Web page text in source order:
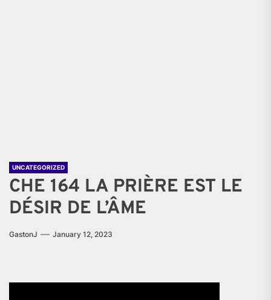
UNCATEGORIZED
CHE 164 LA PRIÈRE EST LE
DÉSIR DE L’ÂME
GastonJ January 12, 2023